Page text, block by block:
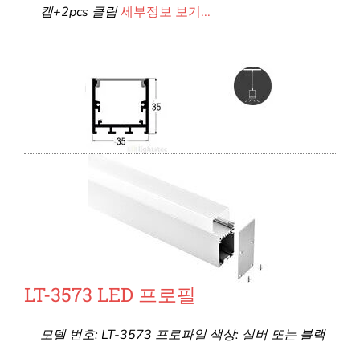
캡+2pcs 클립세부정보 보기...
LT-3573 LED 프로필
모델 번호: LT-3573 프로파일 색상: 실버 또는 블랙